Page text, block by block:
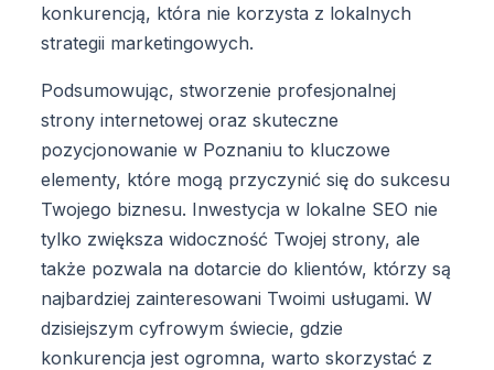
konkurencją, która nie korzysta z lokalnych
strategii marketingowych.
Podsumowując, stworzenie profesjonalnej
strony internetowej oraz skuteczne
pozycjonowanie w Poznaniu to kluczowe
elementy, które mogą przyczynić się do sukcesu
Twojego biznesu. Inwestycja w lokalne SEO nie
tylko zwiększa widoczność Twojej strony, ale
także pozwala na dotarcie do klientów, którzy są
najbardziej zainteresowani Twoimi usługami. W
dzisiejszym cyfrowym świecie, gdzie
konkurencja jest ogromna, warto skorzystać z